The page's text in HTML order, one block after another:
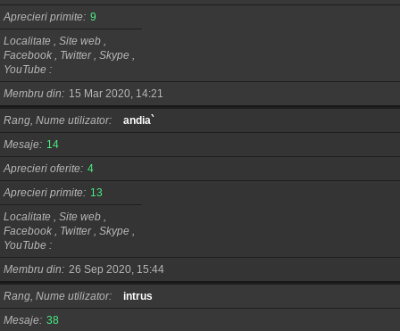
Aprecieri primite 9
Localitate , Site web ,
Facebook , Twitter , Skype ,
YouTube
Membru din
15 Mar 2020, 14:21
Rang, Nume utilizator
andia`
Mesaje
14
Aprecieri oferite 4
Aprecieri primite
13
Localitate , Site web ,
Facebook , Twitter , Skype ,
YouTube
Membru din
26 Sep 2020, 15:44
Rang, Nume utilizator
intrus
Mesaje 38